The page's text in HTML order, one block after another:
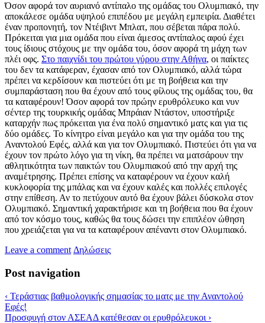
Όσον αφορά τον αυριανό αντίπαλο της ομάδας του Ολυμπιακό, την
αποκάλεσε ομάδα υψηλού επιπέδου με μεγάλη εμπειρία. Διαθέτει
έναν προπονητή, τον Ντέιβιντ Μπλατ, που σέβεται πάρα πολύ.
Πρόκειται για μια ομάδα που είναι άμεσος αντίπαλος αφού έχει
τους ίδιους στόχους με την ομάδα του, όσον αφορά τη μάχη των
πλέι οφς. Στο παιχνίδι του πρώτου γύρου στην Αθήνα, οι παίκτες
του δεν τα κατάφεραν, έχασαν από τον Ολυμπιακό, αλλά τώρα
πρέπει να κερδίσουν και πιστεύει ότι με τη βοήθεια και την
συμπαράσταση που θα έχουν από τους φίλους της ομάδας του, θα
τα καταφέρουν! Όσον αφορά τον πρώην ερυθρόλευκο και νυν
σέντερ της τουρκικής ομάδας Μπράιαν Ντάστον, υποστήριξε
καταρχήν πως πρόκειται για ένα πολύ σημαντικό ματς και για τις
δύο ομάδες. Το κίνητρο είναι μεγάλο και για την ομάδα του της
Αναντολού Εφές, αλλά και για τον Ολυμπιακό. Πιστεύει ότι για να
έχουν τον πρώτο λόγο για τη νίκη, θα πρέπει να ματσάρουν την
αθλητικότητα των παικτών του Ολυμπιακού από την αρχή της
αναμέτρησης. Πρέπει επίσης να καταφέρουν να έχουν καλή
κυκλοφορία της μπάλας και να έχουν καλές και πολλές επιλογές
στην επίθεση. Αν το πετύχουν αυτό θα έχουν βάλει δύσκολα στον
Ολυμπιακό. Σημαντική χαρακτήρισε και τη βοήθεια που θα έχουν
από τον κόσμο τους, καθώς θα τους δώσει την επιπλέον ώθηση
που χρειάζεται για να τα καταφέρουν απέναντι στον Ολυμπιακό.
Leave a comment Δηλώσεις
Post navigation
‹ Τεράστιας βαθμολογικής σημασίας το ματς με την Αναντολού
Εφές!
Προσφυγή στον ΑΣΕΑΔ κατέθεσαν οι ερυθρόλευκοι ›